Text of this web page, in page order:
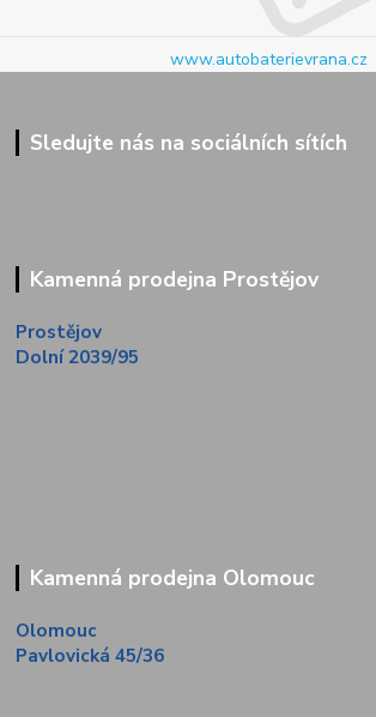
www.autobaterievrana.cz
Sledujte nás na sociálních sítích
Kamenná prodejna Prostějov
Prostějov
Dolní 2039/95
Kamenná prodejna Olomouc
Olomouc
Pavlovická 45/36